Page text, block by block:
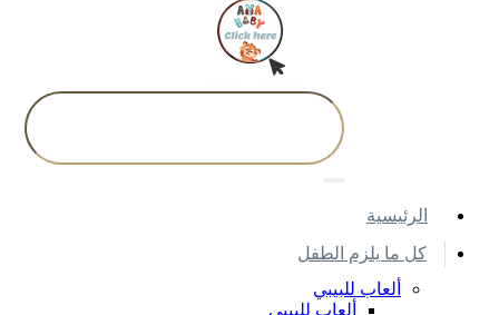
اﻟﺮﺋﻴﺴﻴﺔ
كل ما يلزم الطفل
ألعاب للبيبي
ألعاب للبيبي